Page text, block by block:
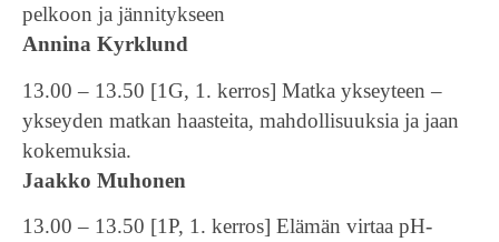
pelkoon ja jännitykseen
Annina Kyrklund
13.00 – 13.50 [1G, 1. kerros] Matka ykseyteen –
ykseyden matkan haasteita, mahdollisuuksia ja jaan
kokemuksia.
Jaakko Muhonen
13.00 – 13.50 [1P, 1. kerros] Elämän virtaa pH-